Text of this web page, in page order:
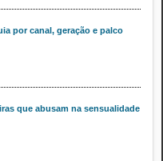
por canal, geração e palco
que abusam na sensualidade